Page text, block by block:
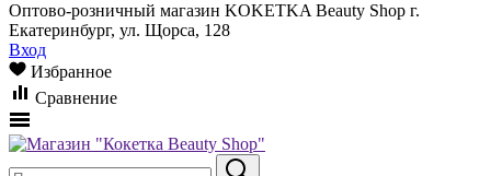
Оптово-розничный магазин KOKETKA Beauty Shop г.
Екатеринбург, ул. Щорса, 128
Вход
Избранное
Сравнение